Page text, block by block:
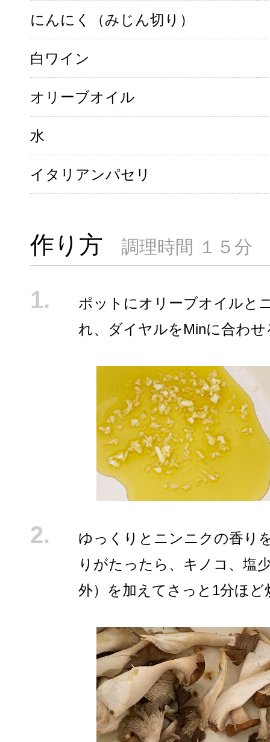
にんにく（みじん切り）
白ワイン
オリーブオイル
水
イタリアンパセリ
作り方 調理時間 １５分
ポットにオリーブオイルと
れ、ダイヤルをMinに合わせ
ゆっくりとニンニクの香り
りがたったら、キノコ、塩
外）を加えてさっと1分ほど